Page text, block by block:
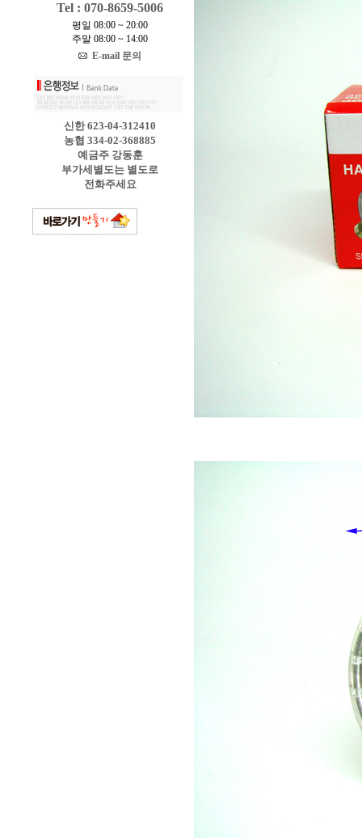
Tel : 070-8659-5006
평일 08:00 ~ 20:00
주말 08:00 ~ 14:00
E-mail 문의
신한 623-04-312410
농협 334-02-368885
예금주 강동훈
부가세별도는 별도로
전화주세요